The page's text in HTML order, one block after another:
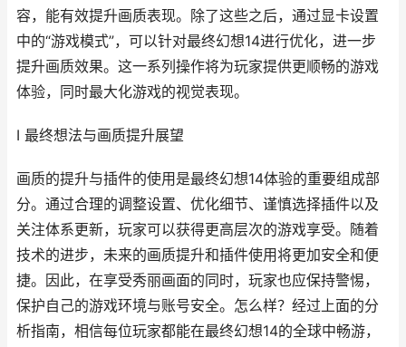
容，能有效提升画质表现。除了这些之后，通过显卡设置
中的“游戏模式”，可以针对最终幻想14进行优化，进一步
提升画质效果。这一系列操作将为玩家提供更顺畅的游戏
体验，同时最大化游戏的视觉表现。
I 最终想法与画质提升展望
画质的提升与插件的使用是最终幻想14体验的重要组成部
分。通过合理的调整设置、优化细节、谨慎选择插件以及
关注体系更新，玩家可以获得更高层次的游戏享受。随着
技术的进步，未来的画质提升和插件使用将更加安全和便
捷。因此，在享受秀丽画面的同时，玩家也应保持警惕，
保护自己的游戏环境与账号安全。怎么样？经过上面的分
析指南，相信每位玩家都能在最终幻想14的全球中畅游，